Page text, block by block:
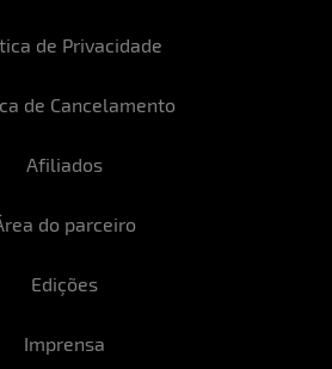
de Privacidade
de Cancelamento
Afiliados
do parceiro
Edições
Imprensa